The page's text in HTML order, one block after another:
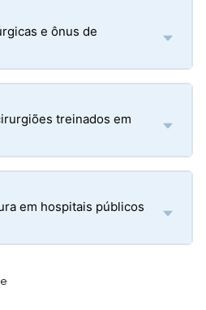
e ônus de
treinados em
em hospitais públicos